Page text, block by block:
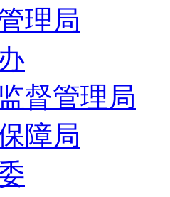
理局
督管理局
障局